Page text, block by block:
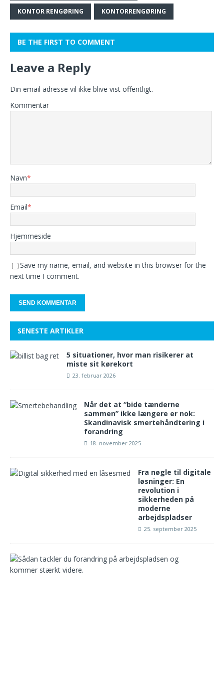
KONTOR RENGØRING KONTORRENGØRING
BE THE FIRST TO COMMENT
Leave a Reply
Din email adresse vil ikke blive vist offentligt.
Kommentar
Navn*
Email*
Hjemmeside
Save my name, email, and website in this browser for the
next time I comment.
SENESTE ARTIKLER
5 situationer, hvor man risikerer at
miste sit kørekort
23. februar 2026
Når det at “bide tænderne
sammen” ikke længere er nok:
Skandinavisk smertehåndtering i
forandring
18. november 2025
Fra nøgle til digitale
løsninger: En
revolution i
sikkerheden på
moderne
arbejdspladser
25. september 2025